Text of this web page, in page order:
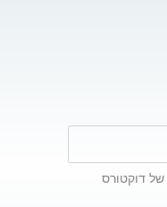
של דוקטורס